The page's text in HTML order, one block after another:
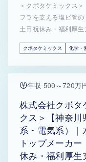
＜クボタケミックス
フラを支える塩ビ管
土日祝休み・福利厚生
クボタケミックス 化学・
年収 500～720万
株式会社クボタ
クス＞【神奈
系・電気系）
トップメーカ
休み・福利厚生